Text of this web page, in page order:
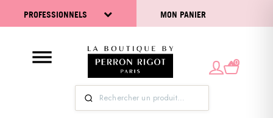
PROFESSIONNELS MON PANIER
0